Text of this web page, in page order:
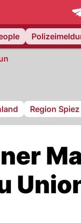
Region Spiez